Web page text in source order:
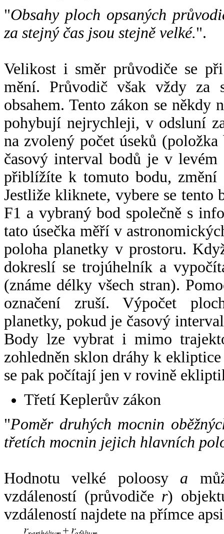
"Obsahy ploch opsaných
za stejný čas jsou stejně velké.".
Velikost i směr průvodiče se
mění. Průvodič však vždy za
obsahem. Tento zákon se někdy
pohybují nejrychleji, v odsluní
na zvolený počet úseků
časový interval bodů je v
přiblížíte k tomuto bodu,
Jestliže kliknete, vybere se tento
F1 a vybraný bod společně s
tato úsečka měří v
poloha planetky v prostoru.
dokreslí se trojúhelník a
(známe délky všech stran).
označení zruší. Výpočet
planetky, pokud je časový
Body lze vybrat i mimo
zohledněn sklon dráhy k
se pak počítají jen v rovině
Třetí Keplerův zákon
"Poměr druhých mocnin
třetích mocnin jejich hlavních
Hodnotu velké poloosy a
vzdáleností (průvodiče r)
vzdáleností najdete na přímce